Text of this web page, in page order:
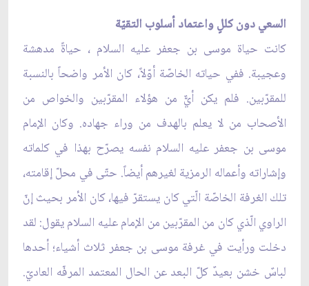
السعي دون كللٍ واعتماد أسلوب التقيّة
كانت حياة موسى بن جعفر عليه السلام ، حياةً مدهشة
وعجيبة. ففي حياته الخاصّة أوّلاً، كان الأمر واضحاً بالنسبة
للمقرّبين. فلم يكن أيٌّ من هؤلاء المقرّبين والخواص من
الأصحاب من لا يعلم بالهدف من وراء جهاده. وكان الإمام
موسى بن جعفر عليه السلام نفسه يصرّح بهذا في كلماته
وإشاراته وأعماله الرمزية لغيرهم أيضاً. حتّى في محلّ إقامته،
تلك الغرفة الخاصّة الّتي كان يستقرّ فيها، كان الأمر بحيث إنّ
الراوي الّذي كان من المقرّبين من الإمام عليه السلام يقول: لقد
دخلت ورأيت في غرفة موسى بن جعفر ثلاث أشياء؛ أحدها
لباسٌ خشن بعيدٌ كلّ البعد عن الحال المعتمد المرفّه العاديّ.